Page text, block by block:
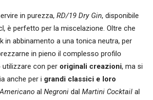
in purezza, RD/19 Dry Gin, disponibile
è perfetto per la miscelazione. Oltre che
in abbinamento a una tonica neutra, per
in pieno il complesso profilo
con per originali creazioni, ma si
anche per i grandi classici e loro
Americano al Negroni dal Martini Cocktail al